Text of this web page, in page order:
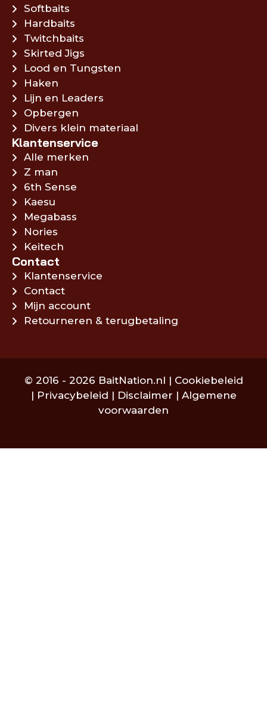
Softbaits
Hardbaits
Twitchbaits
Skirted Jigs
Lood en Tungsten
Haken
Lijn en Leaders
Opbergen
Divers klein materiaal
Klantenservice
Alle merken
Z man
6th Sense
Kaesu
Megabass
Nories
Keitech
Contact
Klantenservice
Contact
Mijn account
Retourneren & terugbetaling
© 2016 - 2026 BaitNation.nl | Cookiebeleid
| Privacybeleid | Disclaimer | Algemene
voorwaarden